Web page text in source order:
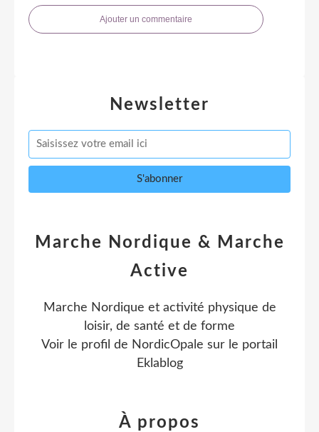
Ajouter un commentaire
Newsletter
Marche Nordique & Marche
Active
Marche Nordique et activité physique de
loisir, de santé et de forme
Voir le profil de NordicOpale sur le portail
Eklablog
À propos